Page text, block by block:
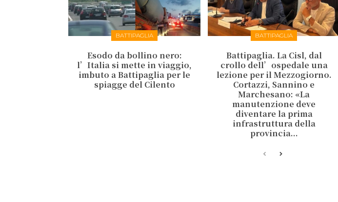
BATTIPAGLIA
Esodo da bollino nero:
l’Italia si mette in viaggio,
imbuto a Battipaglia per le
spiagge del Cilento
BATTIPAGLIA
Battipaglia. La Cisl, dal
crollo dell’ospedale una
lezione per il Mezzogiorno.
Cortazzi, Sannino e
Marchesano: «La
manutenzione deve
diventare la prima
infrastruttura della
provincia...